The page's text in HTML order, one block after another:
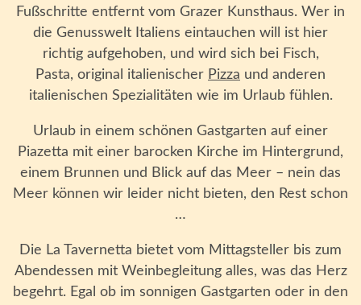
Fußschritte entfernt vom Grazer Kunsthaus. Wer in
die Genusswelt Italiens eintauchen will ist hier
richtig aufgehoben, und wird sich bei Fisch,
Pasta, original italienischer Pizza und anderen
italienischen Spezialitäten wie im Urlaub fühlen.
Urlaub in einem schönen Gastgarten auf einer
Piazetta mit einer barocken Kirche im Hintergrund,
einem Brunnen und Blick auf das Meer – nein das
Meer können wir leider nicht bieten, den Rest schon
…
Die La Tavernetta bietet vom Mittagsteller bis zum
Abendessen mit Weinbegleitung alles, was das Herz
begehrt. Egal ob im sonnigen Gastgarten oder in den